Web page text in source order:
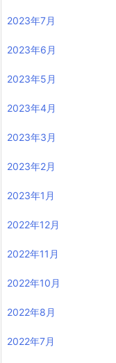
2023年7月
2023年6月
2023年5月
2023年4月
2023年3月
2023年2月
2023年1月
2022年12月
2022年11月
2022年10月
2022年8月
2022年7月